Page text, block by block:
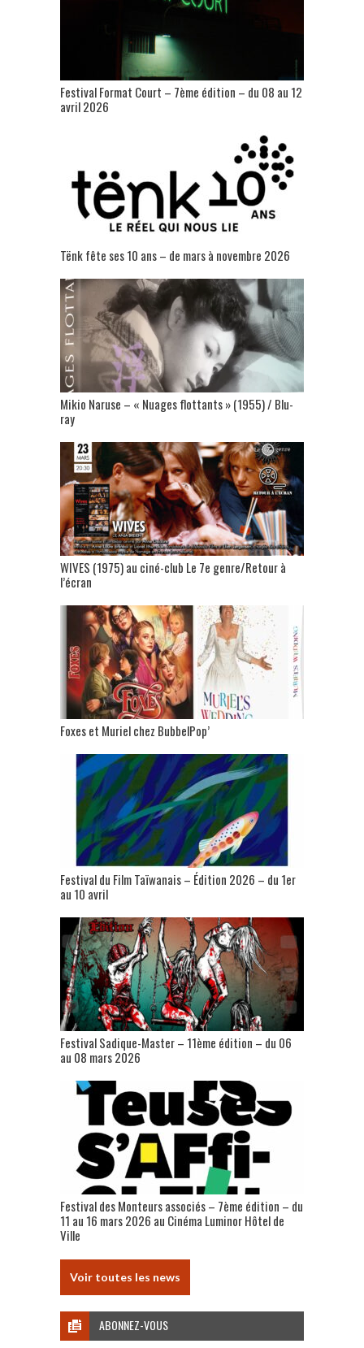
Festival Format Court – 7ème édition – du 08 au 12
avril 2026
Tënk fête ses 10 ans – de mars à novembre 2026
Mikio Naruse – « Nuages flottants » (1955) / Blu-
ray
WIVES (1975) au ciné-club Le 7e genre/Retour à
l’écran
Foxes et Muriel chez BubbelPop’
Festival du Film Taïwanais – Édition 2026 – du 1er
au 10 avril
Festival Sadique-Master – 11ème édition – du 06
au 08 mars 2026
Festival des Monteurs associés – 7ème édition – du
11 au 16 mars 2026 au Cinéma Luminor Hôtel de
Ville
Voir toutes les news
ABONNEZ-VOUS